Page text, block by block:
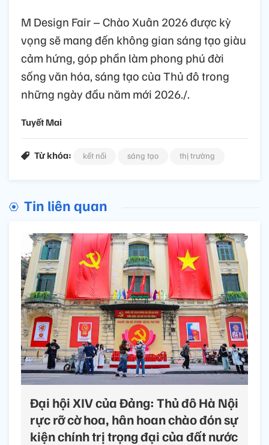
M Design Fair – Chào Xuân 2026 được kỳ
vọng sẽ mang đến không gian sáng tạo giàu
cảm hứng, góp phần làm phong phú đời
sống văn hóa, sáng tạo của Thủ đô trong
những ngày đầu năm mới 2026./.
Tuyết Mai
Từ khóa: kết nối sáng tạo thị trường
Tin liên quan
Đại hội XIV của Đảng: Thủ đô Hà Nội
rực rỡ cờ hoa, hân hoan chào đón sự
kiện chính trị trọng đại của đất nước